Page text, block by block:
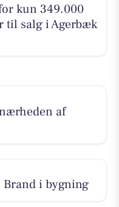
kun 349.000
til salg i Agerbæk
af
Brand i bygning